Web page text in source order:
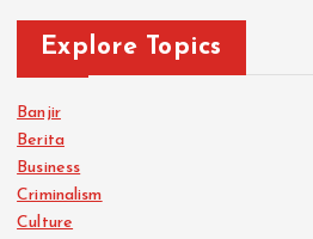
Explore Topics
Banjir
Berita
Business
Criminalism
Culture